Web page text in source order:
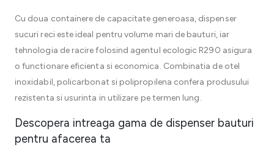
Cu doua containere de capacitate generoasa, dispenser
sucuri reci este ideal pentru volume mari de bauturi, iar
tehnologia de racire folosind agentul ecologic R290 asigura
o functionare eficienta si economica. Combinatia de otel
inoxidabil, policarbonat si polipropilena confera produsului
rezistenta si usurinta in utilizare pe termen lung.
Descopera intreaga gama de dispenser bauturi
pentru afacerea ta